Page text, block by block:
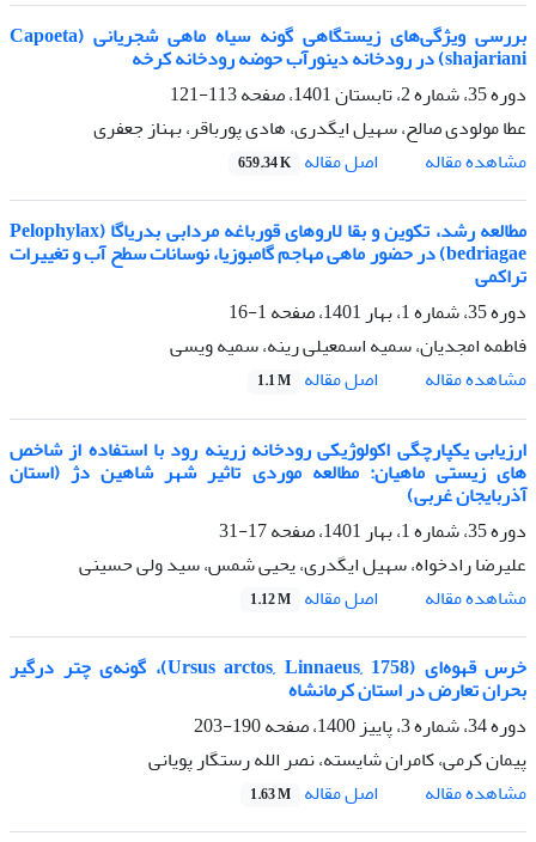
بررسی ویژگی‌های زیستگاهی گونه سیاه ماهی شجریانی (Capoeta
shajariani) در رودخانه دینورآب حوضه رودخانه کرخه
دوره 35، شماره 2، تابستان 1401، صفحه
113-121
عطا مولودی صالح، سهیل ایگدری، هادی پورباقر، بهناز جعفری
مشاهده مقاله
اصل مقاله 659.34 K
مطالعه رشد، تکوین و بقا لاروهای قورباغه مردابی بدریاگا (Pelophylax
bedriagae) در حضور ماهی مهاجم گامبوزیا، نوسانات سطح آب و تغییرات
تراکمی
دوره 35، شماره 1، بهار 1401، صفحه
1-16
فاطمه امجدیان، سمیه اسمعیلی رینه، سمیه ویسی
مشاهده مقاله
اصل مقاله 1.1 M
ارزیابی یکپارچگی اکولوژیکی رودخانه زرینه رود با استفاده از شاخص
های زیستی ماهیان: مطالعه موردی تاثیر شهر شاهین دژ (استان
آذربایجان غربی)
دوره 35، شماره 1، بهار 1401، صفحه
17-31
علیرضا رادخواه، سهیل ایگدری، یحیی شمس، سید ولی حسینی
مشاهده مقاله
اصل مقاله 1.12 M
خرس قهوه‌ای (Ursus arctos, Linnaeus, 1758)، گونه‌ی چتر درگیر
بحران تعارض در استان کرمانشاه
دوره 34، شماره 3، پاییز 1400، صفحه
190-203
پیمان کرمی، کامران شایسته، نصر الله رستگار پویانی
مشاهده مقاله
اصل مقاله 1.63 M